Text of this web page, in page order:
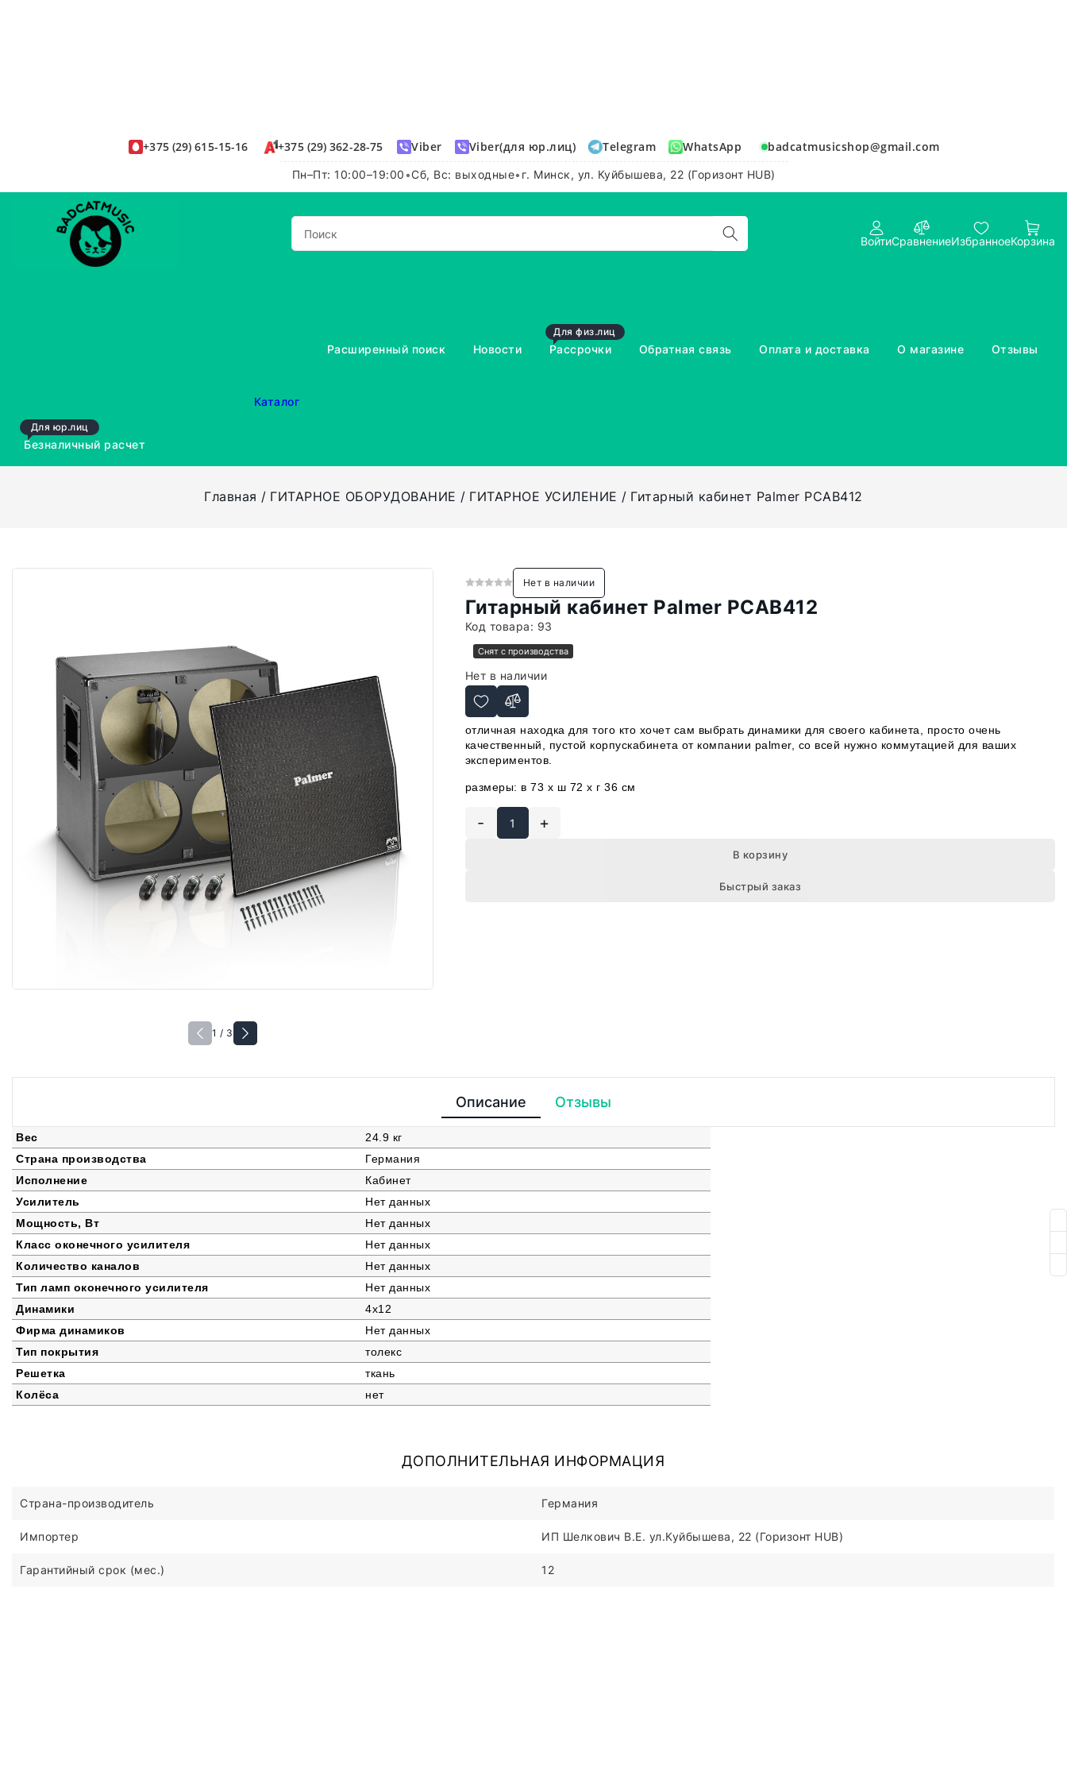
+375 (29) 615-15-16 +375 (29) 362-28-75 Viber Viber(для юр.лиц) Telegram WhatsApp badcatmusicshop@gmail.com
Пн–Пт: 10:00–19:00•Сб, Вс: выходные• г. Минск, ул. Куйбышева, 22 (Горизонт HUB)
ВойтиСравнениеИзбранноеКорзина
Каталог
Расширенный поиск Новости
Для физ.лиц
Рассрочки Обратная связь Оплата и доставка О магазине Отзывы
Для юр.лиц
Безналичный расчет
Главная ГИТАРНОЕ ОБОРУДОВАНИЕ ГИТАРНОЕ УСИЛЕНИЕ Гитарный кабинет Palmer PCAB412
1 / 3
Нет в наличии
Гитарный кабинет Palmer PCAB412
Код товара: 93
Снят с производства
Нет в наличии
отличная находка для того кто хочет сам выбрать динамики для своего кабинета, просто очень
качественный, пустой корпускабинета от компании palmer, со всей нужно коммутацией для ваших
экспериментов.
размеры: в 73 x ш 72 x г 36 см
- +
В корзину
Быстрый заказ
Описание Отзывы
Вес
24.9 кг
Страна производства
Германия
Исполнение
Кабинет
Усилитель
Нет данных
Мощность, Вт
Нет данных
Класс оконечного усилителя
Нет данных
Количество каналов
Нет данных
Тип ламп оконечного усилителя
Нет данных
Динамики
4х12
Фирма динамиков
Нет данных
Тип покрытия
толекс
Решетка
ткань
Колёса
нет
ДОПОЛНИТЕЛЬНАЯ ИНФОРМАЦИЯ
Страна-производитель Германия
Импортер ИП Шелкович В.Е. ул.Куйбышева, 22 (Горизонт HUB)
Гарантийный срок (мес.) 12